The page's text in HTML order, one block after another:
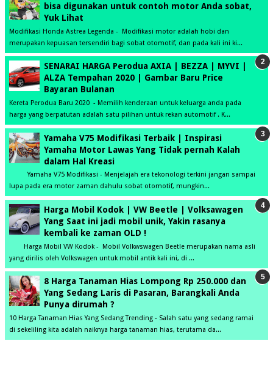
bisa digunakan untuk contoh motor Anda sobat,
Yuk Lihat
Modifikasi Honda Astrea Legenda - Modifikasi motor adalah hobi dan
merupakan kepuasan tersendiri bagi sobat otomotif, dan pada kali ini ki...
SENARAI HARGA Perodua AXIA | BEZZA | MYVI |
ALZA Tempahan 2020 | Gambar Baru Price
Bayaran Bulanan
Kereta Perodua Baru 2020 - Memilih kenderaan untuk keluarga anda pada
harga yang berpatutan adalah satu pilihan untuk rekan automotif . K...
Yamaha V75 Modifikasi Terbaik | Inspirasi
Yamaha Motor Lawas Yang Tidak pernah Kalah
dalam Hal Kreasi
Yamaha V75 Modifikasi - Menjelajah era tekonologi terkini jangan sampai
lupa pada era motor zaman dahulu sobat otomotif, mungkin...
Harga Mobil Kodok | VW Beetle | Volksawagen
Yang Saat ini jadi mobil unik, Yakin rasanya
kembali ke zaman OLD !
Harga Mobil VW Kodok - Mobil Volkwswagen Beetle merupakan nama asli
yang dirilis oleh Volkswagen untuk mobil antik kali ini, di ...
8 Harga Tanaman Hias Lompong Rp 250.000 dan
Yang Sedang Laris di Pasaran, Barangkali Anda
Punya dirumah ?
10 Harga Tanaman Hias Yang Sedang Trending - Salah satu yang sedang ramai
di sekeliling kita adalah naiknya harga tanaman hias, terutama da...